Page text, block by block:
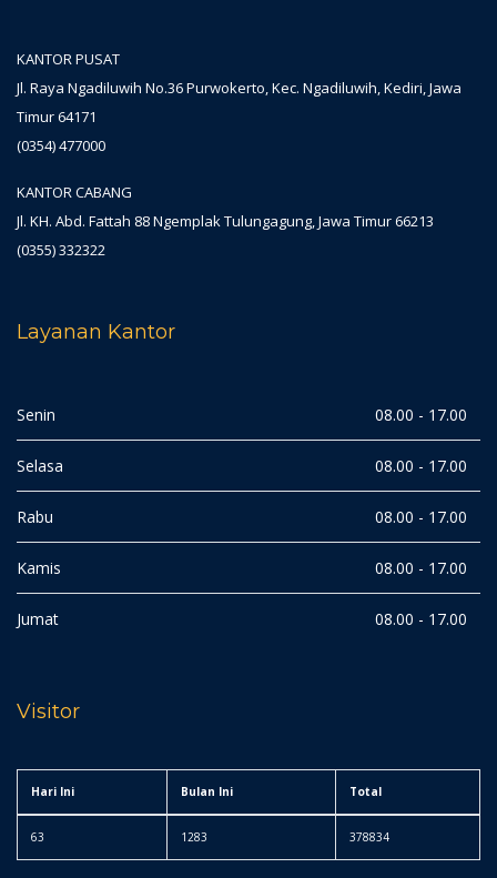
KANTOR PUSAT
Jl. Raya Ngadiluwih No.36 Purwokerto, Kec. Ngadiluwih, Kediri, Jawa
Timur 64171
(0354) 477000
KANTOR CABANG
Jl. KH. Abd. Fattah 88 Ngemplak Tulungagung, Jawa Timur 66213
(0355) 332322
Layanan Kantor
Senin 08.00 - 17.00
Selasa 08.00 - 17.00
Rabu 08.00 - 17.00
Kamis 08.00 - 17.00
Jumat 08.00 - 17.00
Visitor
Hari Ini Bulan Ini Total
63 1283 378834